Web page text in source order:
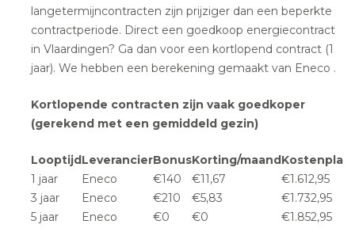
langetermijncontracten zijn prijziger dan een beperkte
contractperiode. Direct een goedkoop energiecontract
in Vlaardingen? Ga dan voor een kortlopend contract (1
jaar). We hebben een berekening gemaakt van Eneco .
Kortlopende contracten zijn vaak goedkoper
(gerekend met een gemiddeld gezin)
LooptijdLeverancierBonusKorting/maand
1 jaar
Eneco €140 €11,67
€1.612,95
3 jaar
Eneco €210 €5,83
€1.732,95
5 jaar
Eneco €0 €0 €1.852,95